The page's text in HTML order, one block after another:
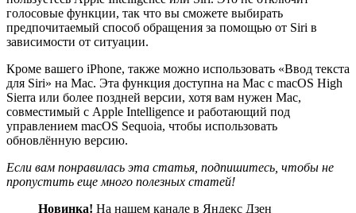
голосовые функции, так что вы сможете выбирать
предпочитаемый способ обращения за помощью от Siri в
зависимости от ситуации.
Кроме вашего iPhone, также можно использовать «Ввод текста
для Siri» на Mac. Эта функция доступна на Mac с macOS High
Sierra или более поздней версии, хотя вам нужен Mac,
совместимый с Apple Intelligence и работающий под
управлением macOS Sequoia, чтобы использовать
обновлённую версию.
Если вам понравилась эта статья, подпишитесь, чтобы не
пропустить еще много полезных статей!
Новинка! На нашем канале в Яндекс Дзен